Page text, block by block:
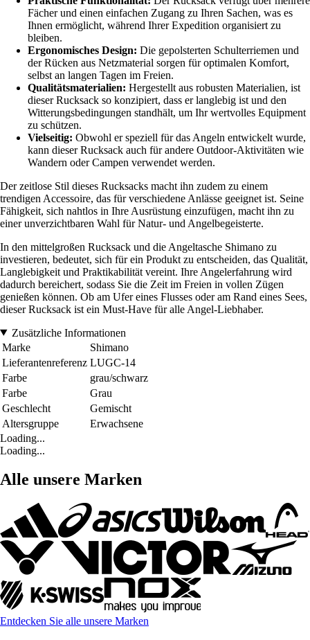
Fächer und einen einfachen Zugang zu Ihren Sachen, was es
Ihnen ermöglicht, während Ihrer Expedition organisiert zu
bleiben.
Ergonomisches Design: Die gepolsterten Schulterriemen und
der Rücken aus Netzmaterial sorgen für optimalen Komfort,
selbst an langen Tagen im Freien.
Qualitätsmaterialien: Hergestellt aus robusten Materialien, ist
dieser Rucksack so konzipiert, dass er langlebig ist und den
Witterungsbedingungen standhält, um Ihr wertvolles Equipment
zu schützen.
Vielseitig: Obwohl er speziell für das Angeln entwickelt wurde,
kann dieser Rucksack auch für andere Outdoor-Aktivitäten wie
Wandern oder Campen verwendet werden.
Der zeitlose Stil dieses Rucksacks macht ihn zudem zu einem
trendigen Accessoire, das für verschiedene Anlässe geeignet ist. Seine
Fähigkeit, sich nahtlos in Ihre Ausrüstung einzufügen, macht ihn zu
einer unverzichtbaren Wahl für Natur- und Angelbegeisterte.
In den mittelgroßen Rucksack und die Angeltasche Shimano zu
investieren, bedeutet, sich für ein Produkt zu entscheiden, das Qualität,
Langlebigkeit und Praktikabilität vereint. Ihre Angelerfahrung wird
dadurch bereichert, sodass Sie die Zeit im Freien in vollen Zügen
genießen können. Ob am Ufer eines Flusses oder am Rand eines Sees,
dieser Rucksack ist ein Must-Have für alle Angel-Liebhaber.
Zusätzliche Informationen
Marke
Shimano
Lieferantenreferenz LUGC-14
Farbe
grau/schwarz
Farbe
Grau
Geschlecht
Gemischt
Altersgruppe
Erwachsene
Loading...
Loading...
Alle unsere Marken
Entdecken Sie alle unsere Marken